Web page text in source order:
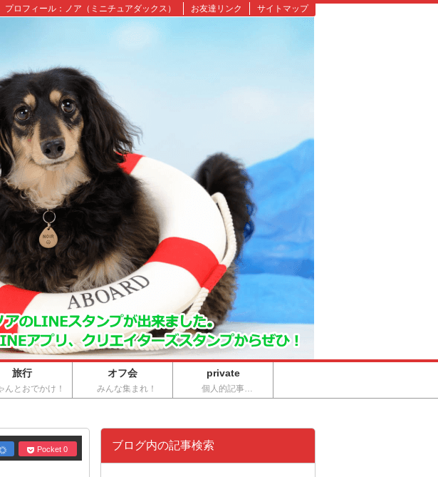
サイトマップ
お友達リンク
プロフィール：ノア（ミニチュアダックス）
旅行
んとおでかけ！
オフ会
みんな集まれ！
private
個人的記事…
Pocket 0 ブログ内の記事検索